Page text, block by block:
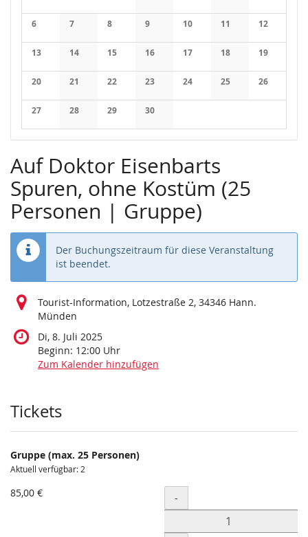
Keine Veranstaltungen
Keine Veranstaltungen
Keine Veranstaltungen
Keine Keine
6
Keine Veranstaltungen
7
Keine Veranstaltungen
8
Keine Veranstaltungen
9
Keine Veranstaltungen
10
Keine Veranstaltungen
11
Keine
12
Keine
13
Keine Veranstaltungen
14
Keine Veranstaltungen
15
Keine Veranstaltungen
16
Keine Veranstaltungen
17
Keine Veranstaltungen
18
Keine
19
Keine
20
Keine Veranstaltungen
21
Keine Veranstaltungen
22
Keine Veranstaltungen
23
Keine Veranstaltungen
24
Keine Veranstaltungen
25
Keine
26
Keine
27
Keine Veranstaltungen
28
Keine Veranstaltungen
29
Keine Veranstaltungen
30
Keine Veranstaltungen
Auf Doktor Eisenbarts
Spuren, ohne Kostüm (25
Personen | Gruppe)
Der Buchungszeitraum für diese Veranstaltung
ist beendet.
Tourist-Information, Lotzestraße 2, 34346 Hann.
Münden
Di, 8. Juli 2025
Beginn: 12:00 Uhr
Zum Kalender hinzufügen
Produkte
Tickets
Gruppe (max. 25 Personen)
Aktuell verfügbar: 2
85,00 € Menge
-